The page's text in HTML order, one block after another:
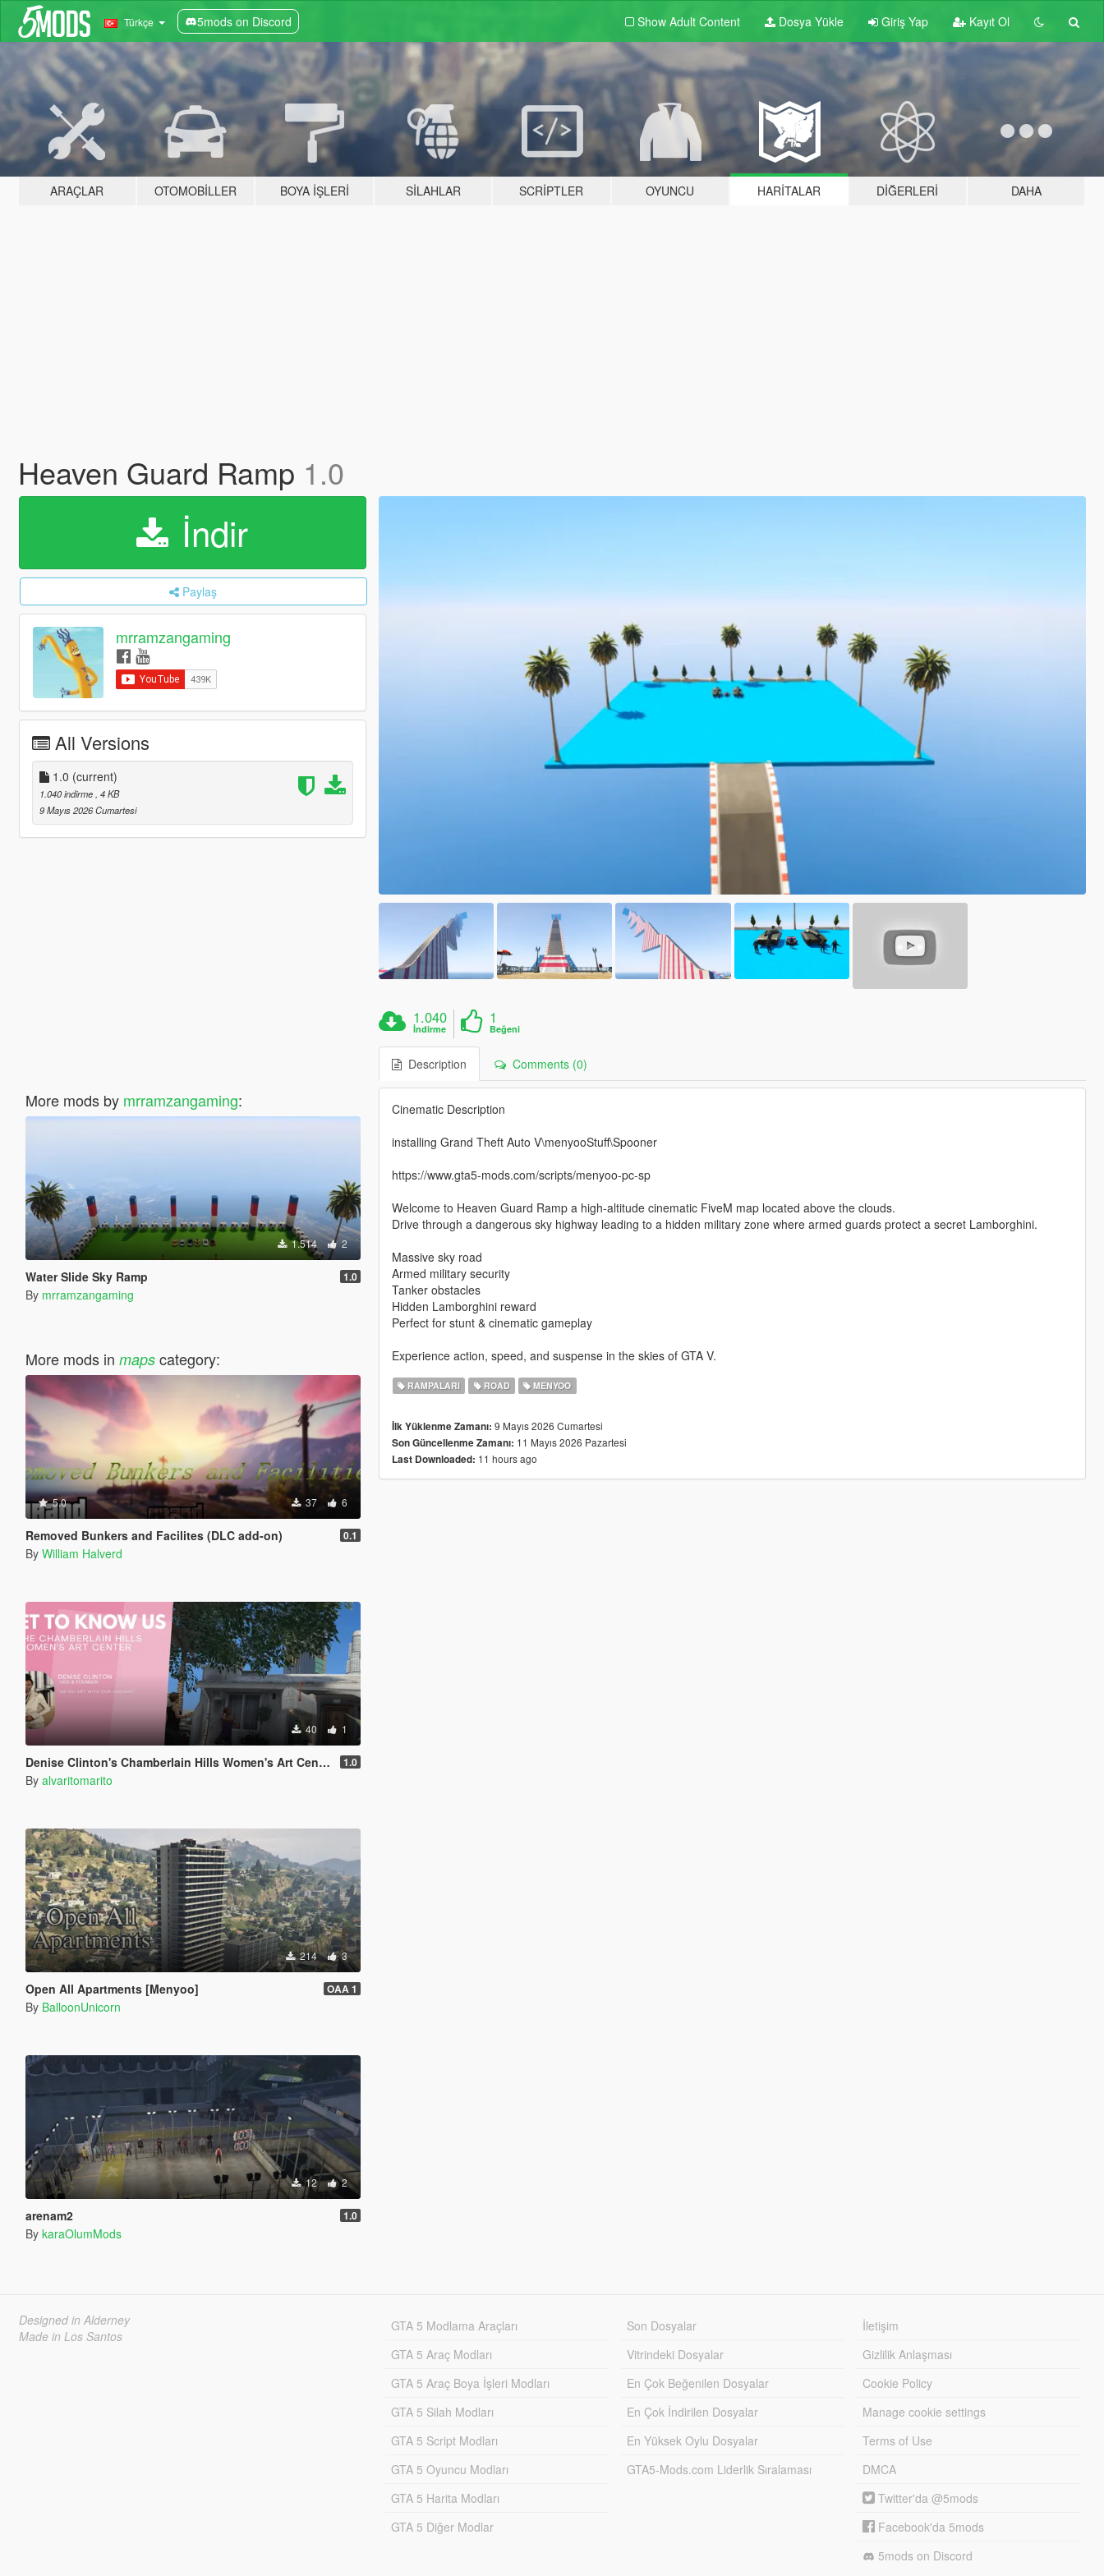
Türkçe 5mods on Discord Show Adult Content Dosya Yükle Giriş Yap Kayıt Ol
ARAÇLAR OTOMOBILLER BOYA İŞLERI SILAHLAR SCRIPTLER OYUNCU HARITALAR DIĞERLERI DAHA
Heaven Guard Ramp 1.0
İndir
Paylaş
mrramzangaming
All Versions
1.0 (current)
1.040 indirme , 4 KB
9 Mayıs 2026 Cumartesi
More mods by mrramzangaming:
1.514 2
Water Slide Sky Ramp 1.0
By mrramzangaming
More mods in mapscategory:
5.0 37 6
Removed Bunkers and Facilites (DLC add-on) 0.1
By William Halverd
40 1
Denise Clinton's Chamberlain Hills Women's Art Center 1.0
By alvaritomarito
214 3
Open All Apartments [Menyoo] OAA 1
By BalloonUnicorn
12 2
arenam2 1.0
By karaOlumMods
1.040
İndirme
1
Beğeni
Description Comments (0)
Cinematic Description
installing Grand Theft Auto V\menyooStuff\Spooner
https://www.gta5-mods.com/scripts/menyoo-pc-sp
Welcome to Heaven Guard Ramp a high-altitude cinematic FiveM map located above the clouds.
Drive through a dangerous sky highway leading to a hidden military zone where armed guards protect a secret Lamborghini.
Massive sky road
Armed military security
Tanker obstacles
Hidden Lamborghini reward
Perfect for stunt & cinematic gameplay
Experience action, speed, and suspense in the skies of GTA V.
RAMPALARI ROAD MENYOO
İlk Yüklenme Zamanı: 9 Mayıs 2026 Cumartesi
Son Güncellenme Zamanı: 11 Mayıs 2026 Pazartesi
Last Downloaded: 11 hours ago
Designed in Alderney
Made in Los Santos
GTA 5 Modlama Araçları
GTA 5 Araç Modları
GTA 5 Araç Boya İşleri Modları
GTA 5 Silah Modları
GTA 5 Script Modları
GTA 5 Oyuncu Modları
GTA 5 Harita Modları
GTA 5 Diğer Modlar
Son Dosyalar
Vitrindeki Dosyalar
En Çok Beğenilen Dosyalar
En Çok İndirilen Dosyalar
En Yüksek Oylu Dosyalar
GTA5-Mods.com Liderlik Sıralaması
İletişim
Gizlilik Anlaşması
Cookie Policy
Manage cookie settings
Terms of Use
DMCA
Twitter'da @5mods
Facebook'da 5mods
5mods on Discord